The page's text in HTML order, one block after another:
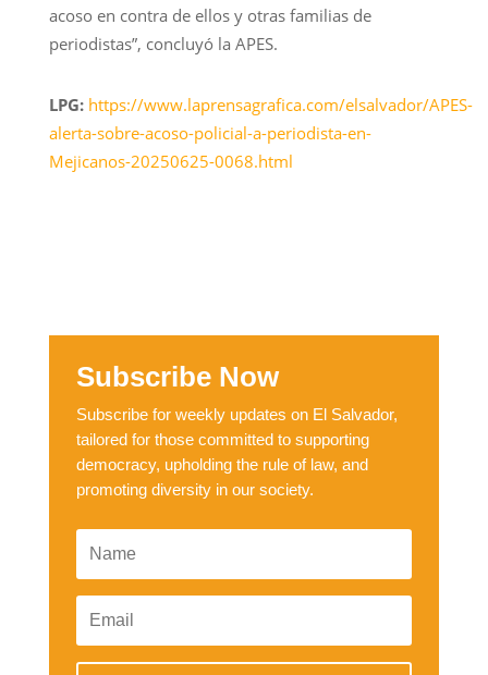
acoso en contra de ellos y otras familias de
periodistas”, concluyó la APES.
LPG: https://www.laprensagrafica.com/elsalvador/APES-
alerta-sobre-acoso-policial-a-periodista-en-
Mejicanos-20250625-0068.html
Subscribe Now
Subscribe for weekly updates on El Salvador,
tailored for those committed to supporting
democracy, upholding the rule of law, and
promoting diversity in our society.